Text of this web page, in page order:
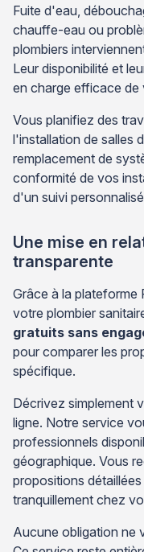
Fuite d'eau,
chauffe-eau ou
plombiers
Leur disponibilité et
en charge efficace de
Vous planifiez des
l'installation de salles
remplacement de
conformité de vos
d'un suivi
Une mise en
transparente
Grâce à la plateforme
votre plombier
gratuits sans
pour comparer les
spécifique.
Décrivez simplement
ligne. Notre service
professionnels
géographique. Vous
propositions
tranquillement chez
Aucune obligation ne